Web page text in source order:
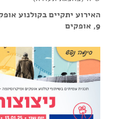
האירוע יתקיים בקולנוע
9, אופקים